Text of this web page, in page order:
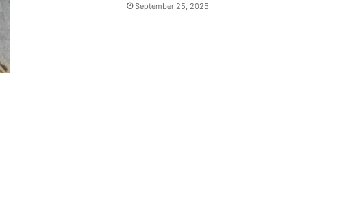
September 25, 2025